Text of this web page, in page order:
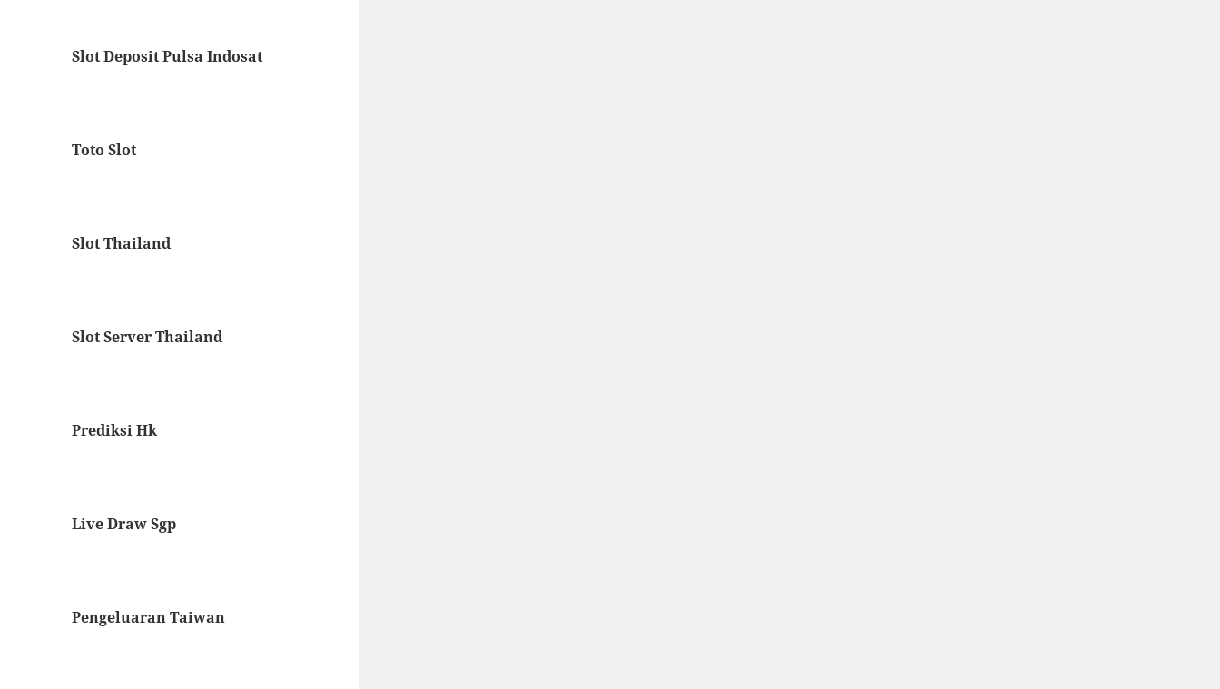
Slot Deposit Pulsa Indosat
Toto Slot
Slot Thailand
Slot Server Thailand
Prediksi Hk
Live Draw Sgp
Pengeluaran Taiwan